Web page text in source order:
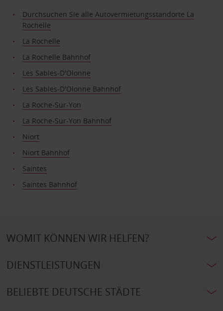
Durchsuchen Sie alle Autovermietungsstandorte La
Rochelle
La Rochelle
La Rochelle Bahnhof
Les Sables-D'Olonne
Les Sables-D'Olonne Bahnhof
La Roche-Sur-Yon
La Roche-Sur-Yon Bahnhof
Niort
Niort Bahnhof
Saintes
Saintes Bahnhof
WOMIT KÖNNEN WIR HELFEN?
DIENSTLEISTUNGEN
BELIEBTE DEUTSCHE STÄDTE